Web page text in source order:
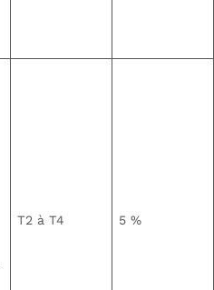
T2 à T4 5 %